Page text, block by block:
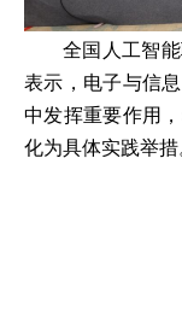
全国人工智
表示，电子与信
中发挥重要作用
化为具体实践举措